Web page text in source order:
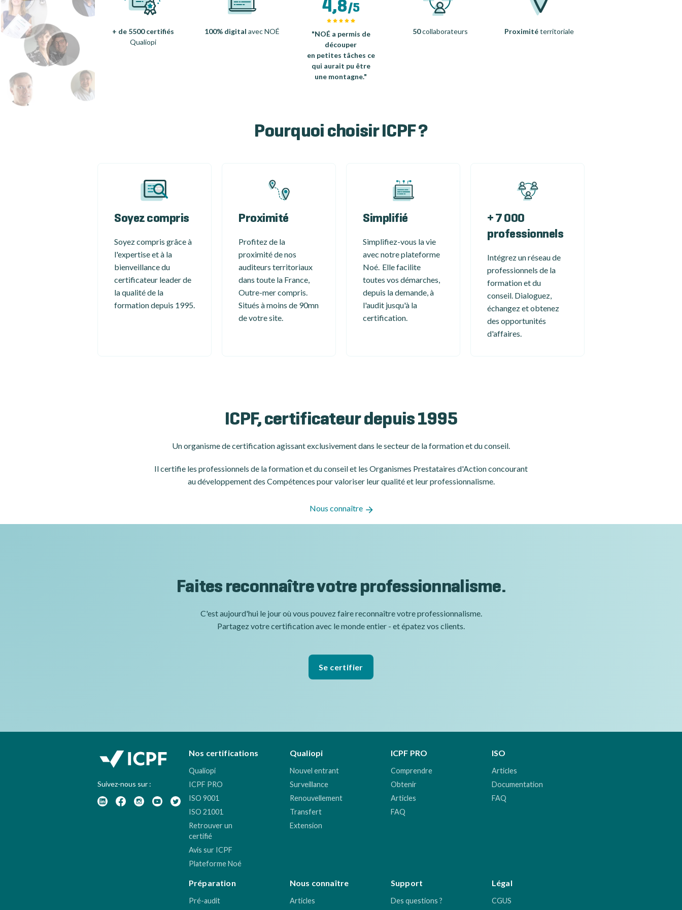
+ de 5500 certifiés
Qualiopi
100% digital avec NOÉ
4,8/5
"NOÉ a permis de
découper
en petites tâches ce
qui aurait pu être
une montagne."
50collaborateurs Proximitéterritoriale
Pourquoi choisir ICPF ?
Soyez compris
Soyez compris grâce à
l'expertise et à la
bienveillance du
certificateur leader de
la qualité de la
formation depuis 1995.
Proximité
Profitez de la
proximité de nos
auditeurs territoriaux
dans toute la France,
Outre-mer compris.
Situés à moins de 90mn
de votre site.
Simplifié
Simplifiez-vous la vie
avec notre plateforme
Noé. Elle facilite
toutes vos démarches,
depuis la demande, à
l'audit jusqu'à la
certification.
+ 7 000
professionnels
Intégrez un réseau de
professionnels de la
formation et du
conseil. Dialoguez,
échangez et obtenez
des opportunités
d'affaires.
ICPF, certificateur depuis 1995
Un organisme de certificationagissant exclusivement dans le secteur de la formation et du conseil.
Il certifie les professionnels de la formation et du conseil et les Organismes Prestataires d'Action concourant
au développement des Compétences pour valoriser leur qualité et leur professionnalisme.
Nous connaître
Faites reconnaître votre professionnalisme.
C'est aujourd'hui le jour où vous pouvez faire reconnaître votre professionnalisme.
Partagez votre certification avec le monde entier - et épatez vos clients.
Se certifier
Suivez-nous sur :
Nos certifications
Qualiopi
ICPF PRO
ISO 9001
ISO 21001
Retrouver un
certifié
Avis sur ICPF
Plateforme Noé
Qualiopi
Nouvel entrant
Surveillance
Renouvellement
Transfert
Extension
ICPF PRO
Comprendre
Obtenir
Articles
FAQ
ISO
Articles
Documentation
FAQ
Préparation
Pré-audit
Nous connaître
Articles
Support
Des questions ?
Légal
CGUS